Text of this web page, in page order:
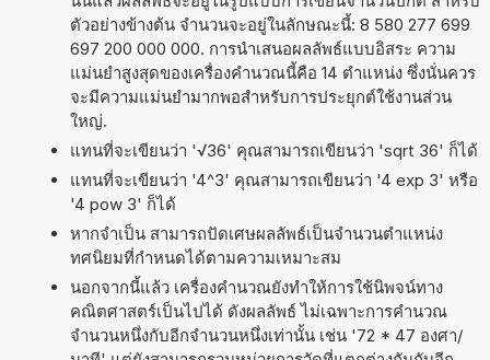
ตัวอย่างข้างต้น จำนวนจะอยู่ในลักษณะนี้: 8 580 277 699
697 200 000 000. การนำเสนอผลลัพธ์แบบอิสระ ความ
แม่นยำสูงสุดของเครื่องคำนวณนี้คือ 14 ตำแหน่ง ซึ่งนั่นควร
จะมีความแม่นยำมากพอสำหรับการประยุกต์ใช้งานส่วน
ใหญ่.
แทนที่จะเขียนว่า '√36' คุณสามารถเขียนว่า 'sqrt 36' ก็ได้
แทนที่จะเขียนว่า '4^3' คุณสามารถเขียนว่า '4 exp 3' หรือ
'4 pow 3' ก็ได้
หากจำเป็น สามารถปัดเศษผลลัพธ์เป็นจำนวนตำแหน่ง
ทศนิยมที่กำหนดได้ตามความเหมาะสม
นอกจากนี้แล้ว เครื่องคำนวณยังทำให้การใช้นิพจน์ทาง
คณิตศาสตร์เป็นไปได้ ดังผลลัพธ์ ไม่เฉพาะการคำนวณ
จำนวนหนึ่งกับอีกจำนวนหนึ่งเท่านั้น เช่น '72 * 47 องศา/